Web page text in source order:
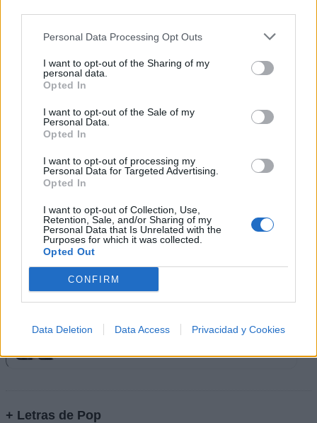
Personal Data Processing Opt Outs
I want to opt-out of the Sharing of my
personal data.
Opted In
I want to opt-out of the Sale of my
Personal Data.
Opted In
I want to opt-out of processing my
Personal Data for Targeted Advertising.
Opted In
I want to opt-out of Collection, Use,
Retention, Sale, and/or Sharing of my
Personal Data that Is Unrelated with the
Purposes for which it was collected.
Opted Out
CONFIRM
Data Deletion Data Access Privacidad y Cookies
Shakira
Panda
Linkin Park
Reik
+ Letras de Pop